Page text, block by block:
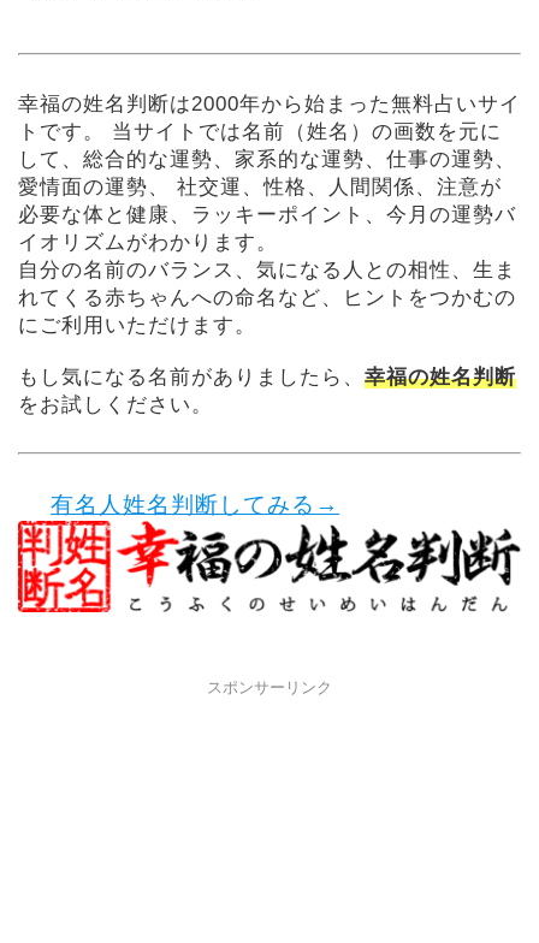
幸福の姓名判断は2000年から始まった無料占いサイ
トです。
当サイトでは名前（姓名）の画数を元に
して、総合的な運勢、家系的な運勢、仕事の運勢、
愛情面の運勢、 社交運、性格、人間関係、注意が
必要な体と健康、ラッキーポイント、今月の運勢バ
イオリズムがわかります。
自分の名前のバランス、気になる人との相性、生ま
れてくる赤ちゃんへの命名など、ヒントをつかむの
にご利用いただけます。
もし気になる名前がありましたら、 幸福の姓名判断
をお試しください。
有名人姓名判断してみる→
スポンサーリンク